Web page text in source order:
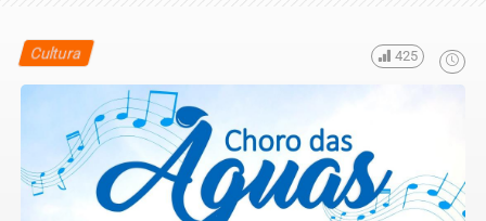
Cultura 425